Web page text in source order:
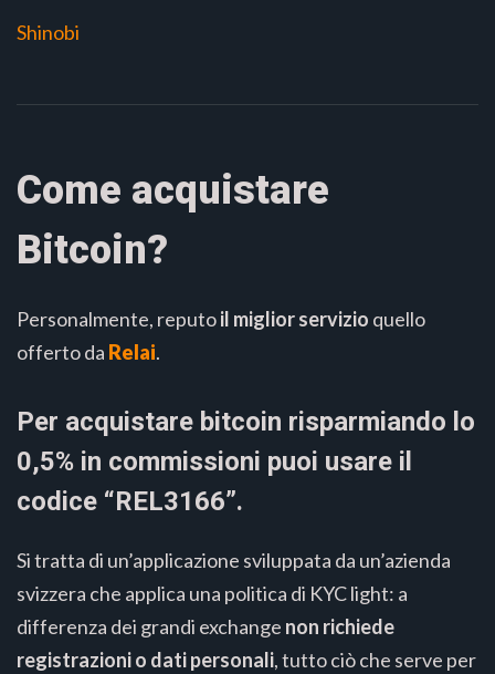
Shinobi
Come acquistare
Bitcoin?
Personalmente, reputoil miglior servizio quello
offerto da Relai.
Per acquistare bitcoin risparmiando lo
0,5% in commissioni puoi usare il
codice “REL3166”.
Si tratta di un’applicazione sviluppata da un’azienda
svizzera che applica una politica di KYC light: a
differenza dei grandi exchange non richiede
registrazioni o dati personali, tutto ciò che serve per